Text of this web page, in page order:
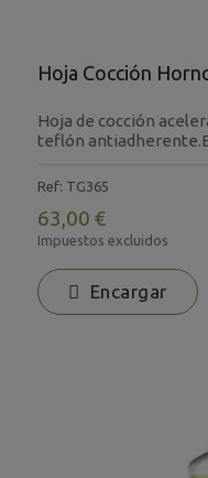
Hoja Cocción
Hoja de cocción
teflón
Ref: TG365
63,00 €
Impuestos excluidos
Encargar